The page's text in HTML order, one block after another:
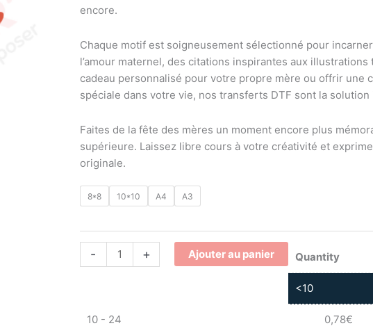
encore.
Chaque motif est soigneusement sélectionné pour
l’amour maternel, des citations inspirantes aux
cadeau personnalisé pour votre propre mère ou offrir une
spéciale dans votre vie, nos transferts DTF sont la solution
Faites de la fête des mères un moment encore plus
supérieure. Laissez libre cours à votre créativité et
originale.
8*8 10*10 A4 A3
- + Ajouter au panier Quantity
<10
10 - 24 0,78€